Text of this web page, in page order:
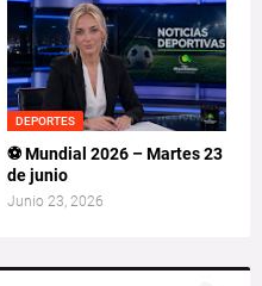
DEPORTES
⚽ Mundial 2026 – Martes 23
de junio
Junio 23, 2026